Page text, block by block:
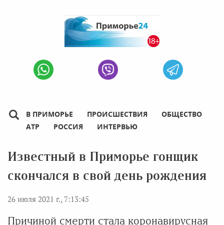
В ПРИМОРЬЕ ПРОИСШЕСТВИЯ
ОБЩЕСТВО
АТР
РОССИЯ ИНТЕРВЬЮ
Известный в Приморье гонщик
скончался в свой день рождения
26 июля 2021 г., 7:13:45
Причиной смерти стала коронавирусная